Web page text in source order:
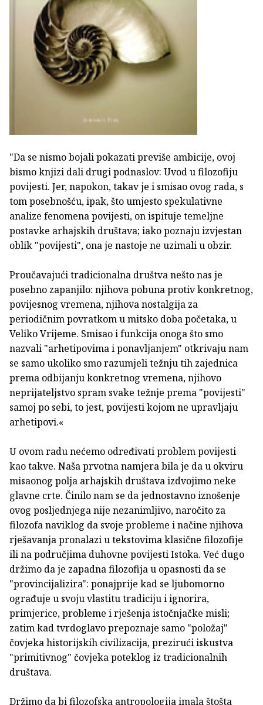
"Da se nismo bojali pokazati previše ambicije, ovoj
bismo knjizi dali drugi podnaslov: Uvod u filozofiju
povijesti. Jer, napokon, takav je i smisao ovog rada, s
tom posebnošću, ipak, što umjesto spekulativne
analize fenomena povijesti, on ispituje temeljne
postavke arhajskih društava; iako poznaju izvjestan
oblik "povijesti", ona je nastoje ne uzimali u obzir.
Proučavajući tradicionalna društva nešto nas je
posebno zapanjilo: njihova pobuna protiv konkretnog,
povijesnog vremena, njihova nostalgija za
periodičnim povratkom u mitsko doba početaka, u
Veliko Vrijeme. Smisao i funkcija onoga što smo
nazvali "arhetipovima i ponavljanjem" otkrivaju nam
se samo ukoliko smo razumjeli težnju tih zajednica
prema odbijanju konkretnog vremena, njihovo
neprijateljstvo spram svake težnje prema "povijesti"
samoj po sebi, to jest, povijesti kojom ne upravljaju
arhetipovi.«
U ovom radu nećemo određivati problem povijesti
kao takve. Naša prvotna namjera bila je da u okviru
misaonog polja arhajskih društava izdvojimo neke
glavne crte. Činilo nam se da jednostavno iznošenje
ovog posljednjega nije nezanimljivo, naročito za
filozofa naviklog da svoje probleme i načine njihova
rješavanja pronalazi u tekstovima klasične filozofije
ili na područjima duhovne povijesti Istoka. Već dugo
držimo da je zapadna filozofija u opasnosti da se
"provincijalizira": ponajprije kad se ljubomorno
ograđuje u svoju vlastitu tradiciju i ignorira,
primjerice, probleme i rješenja istočnjačke misli;
zatim kad tvrdoglavo prepoznaje samo "položaj"
čovjeka historijskih civilizacija, prezirući iskustva
"primitivnog" čovjeka poteklog iz tradicionalnih
društava.
Držimo da bi filozofska antropologija imala štošta